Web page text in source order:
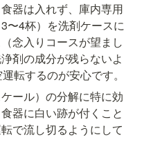
器は入れず、庫内専用
〜4杯）を洗剤ケースに
念入りコースが望まし
剤の成分が残らないよ
転するのが安心です。
ール）の分解に特に効
器に白い跡が付くこと
で流し切るようにして